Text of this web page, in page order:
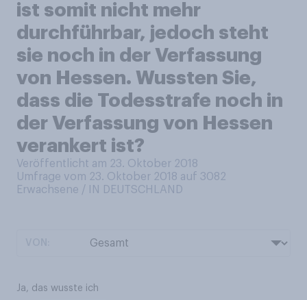
ist somit nicht mehr
durchführbar, jedoch steht
sie noch in der Verfassung
von Hessen. Wussten Sie,
dass die Todesstrafe noch in
der Verfassung von Hessen
verankert ist?
Veröffentlicht am 23. Oktober 2018
Umfrage vom 23. Oktober 2018 auf 3082
Erwachsene / IN DEUTSCHLAND
Ja, das wusste ich